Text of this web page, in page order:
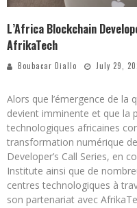
L’Africa Blockchain
AfrikaTech
Boubacar Diallo July 29,
Alors que l’émergence de la
devient imminente et que la
technologiques africaines
transformation numérique
Developer’s Call Series, en
Institute ainsi que de
centres technologiques à
son partenariat avec